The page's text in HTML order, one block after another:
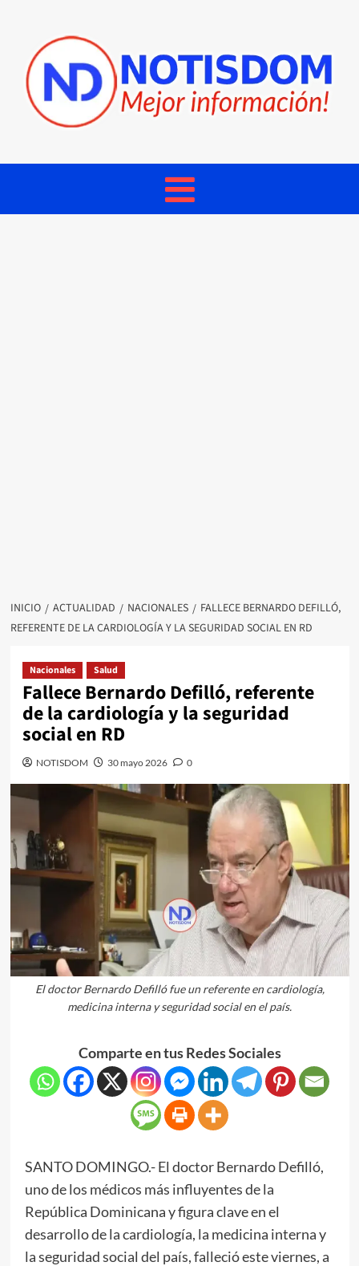
INICIO ACTUALIDAD NACIONALES
FALLECE BERNARDO DEFILLÓ,
REFERENTE DE LA CARDIOLOGÍA Y LA SEGURIDAD SOCIAL EN RD
Nacionales Salud
Fallece Bernardo Defilló, referente
de la cardiología y la seguridad
social en RD
NOTISDOM 30 mayo 2026 0
El doctor Bernardo Defilló fue un referente en cardiología,
medicina interna y seguridad social en el país.
Comparte en tus Redes Sociales
SANTO DOMINGO.- El doctor Bernardo Defilló,
uno de los médicos más influyentes de la
República Dominicana y figura clave en el
desarrollo de la cardiología, la medicina interna y
la seguridad social del país, falleció este viernes, a